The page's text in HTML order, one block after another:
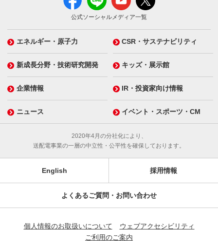
公式ソーシャルメディア一覧
エネルギー・原子力 CSR・サステナビリティ
新成長分野・技術研究開発 キッズ・展示館
企業情報 IR・投資家向け情報
ニュース イベント・スポーツ・CM
2020年4月の分社化により、
送配電事業の一層の中立性・公平性を確保しております。
English 採用情報
よくあるご質問・お問い合わせ
個人情報のお取扱いについて
ウェブアクセシビリティ
ご利用のご案内